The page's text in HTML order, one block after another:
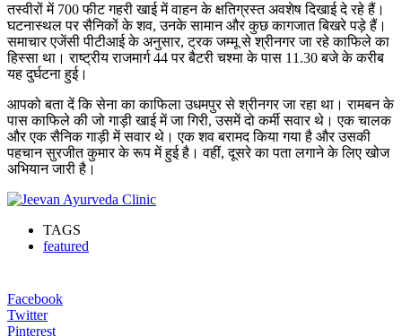
तस्वीरों में 700 फीट गहरी खाई में वाहन के क्षतिग्रस्त अवशेष दिखाई दे रहे हैं।
घटनास्थल पर सैनिकों के शव, उनके सामान और कुछ कागजात बिखरे पड़े हैं।
समाचार एजेंसी पीटीआई के अनुसार, ट्रक जम्मू से श्रीनगर जा रहे काफिले का
हिस्सा था। राष्ट्रीय राजमार्ग 44 पर बैटरी चश्मा के पास 11.30 बजे के करीब
यह दुर्घटना हुई।
आपको बता दें कि सेना का काफिला उधमपुर से श्रीनगर जा रहा था। रामबन के
पास काफिले की जो गाड़ी खाई में जा गिरी, उसमें दो कर्मी सवार थे। एक चालक
और एक सैनिक गाड़ी में सवार थे। एक शव बरामद किया गया है और उसकी
पहचान सुरजीत कुमार के रूप में हुई है। वहीं, दूसरे का पता लगाने के लिए खोज
अभियान जारी है।
TAGS
featured
Facebook
Twitter
Pinterest